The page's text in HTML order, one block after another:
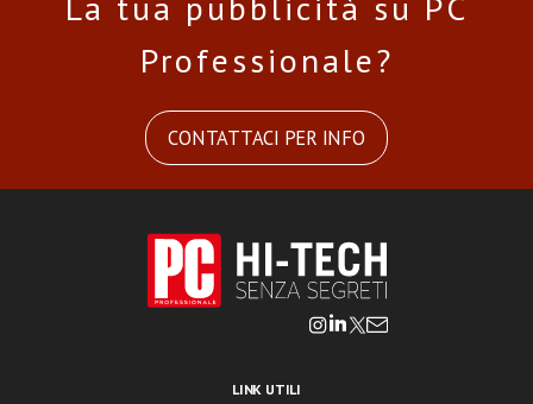
Professionale?
CONTATTACI PER INFO
LINK UTILI